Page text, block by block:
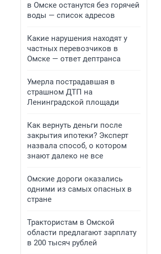
в Омске останутся без горячей
воды — список адресов
Какие нарушения находят у
частных перевозчиков в
Омске — ответ дептранса
Умерла пострадавшая в
страшном ДТП на
Ленинградской площади
Как вернуть деньги после
закрытия ипотеки? Эксперт
назвала способ, о котором
знают далеко не все
Омские дороги оказались
одними из самых опасных в
стране
Трактористам в Омской
области предлагают зарплату
в 200 тысяч рублей